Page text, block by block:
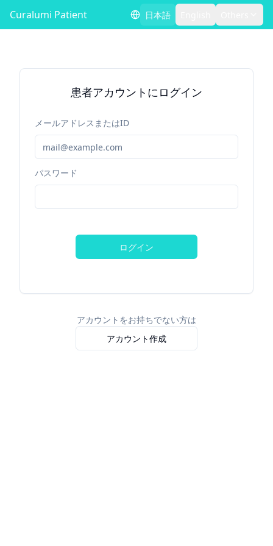
Curalumi Patient 日本語
患者アカウントにログイン
メールアドレスまたはID
パスワード
ログイン
アカウントをお持ちでない方は
アカウント作成